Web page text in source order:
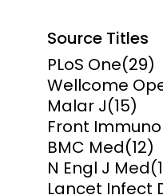
Source Titles
PLoS One(29)
Wellcome
Malar J(15)
Front
BMC Med(12)
N Engl J Med
Lancet Infect